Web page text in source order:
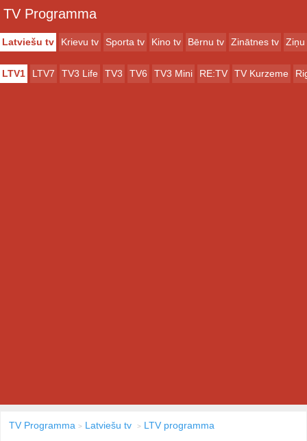
TV Programma
Latviešu tv Krievu tv Sporta tv Kino tv Bērnu tv Zinātnes tv Ziņu
LTV1 LTV7 TV3 Life TV3 TV6 TV3 Mini RE:TV TV Kurzeme
TV Programma Latviešu tv LTV programma